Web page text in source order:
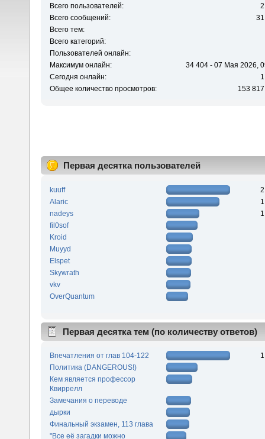
Всего пользователей:
Всего сообщений:
Всего тем:
Всего категорий:
Пользователей онлайн:
Максимум онлайн:
34 404 - 07 Мая 2026,
Сегодня онлайн:
Общее количество просмотров:
153
Первая десятка пользователей
kuuff
Alaric
nadeys
fil0sof
Kroid
Muyyd
Elspet
Skywrath
vkv
OverQuantum
Первая десятка тем (по количеству ответов)
Впечатления от глав 104-122
Политика (DANGEROUS!)
Кем является профессор
Квиррелл
Замечания о переводе
дырки
Финальный экзамен, 113 глава
"Все её загадки можно